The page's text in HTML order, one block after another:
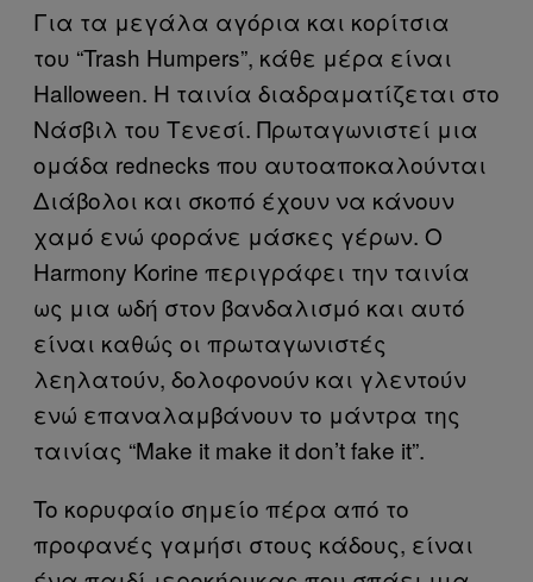
Για τα μεγάλα αγόρια και κορίτσια
του “Trash Humpers”, κάθε μέρα είναι
Halloween. Η ταινία διαδραματίζεται στο
Νάσβιλ του Τενεσί. Πρωταγωνιστεί μια
ομάδα rednecks που αυτοαποκαλούνται
Διάβολοι και σκοπό έχουν να κάνουν
χαμό ενώ φοράνε μάσκες γέρων. O
Harmony Korine περιγράφει την ταινία
ως μια ωδή στον βανδαλισμό και αυτό
είναι καθώς οι πρωταγωνιστές
λεηλατούν, δολοφονούν και γλεντούν
ενώ επαναλαμβάνουν το μάντρα της
ταινίας “Make it make it don’t fake it”.
To κορυφαίο σημείο πέρα από το
προφανές γαμήσι στους κάδους, είναι